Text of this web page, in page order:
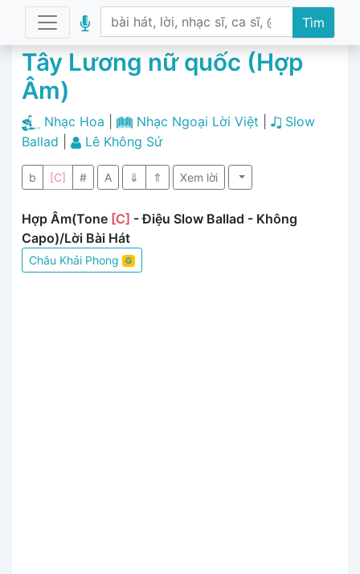
Tìm
Tây Lương nữ quốc (Hợp
Âm)
Nhạc Hoa Nhạc Ngoại Lời Việt
Slow
Ballad
Lê Không Sứ
b [C] # A ⇓ ⇑ Xem lời
Hợp Âm(Tone [C] - Điệu Slow Ballad - Không
Capo)/Lời Bài Hát
Châu Khải Phong G